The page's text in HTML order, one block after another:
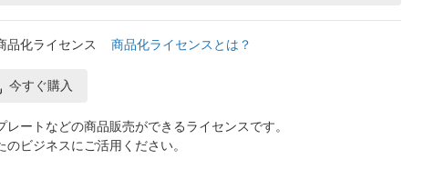
品化ライセンス 商品化ライセンスとは？
今すぐ購入
レートなどの商品販売ができるライセンスです。
のビジネスにご活用ください。